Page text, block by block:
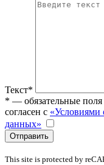
Текст*
* — обязательные поля
согласен с «Условиями
данных»
Отправить
This site is protected by